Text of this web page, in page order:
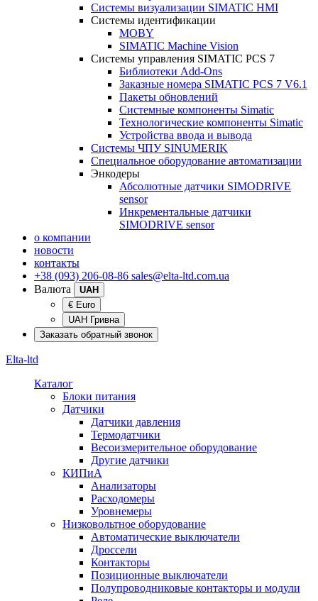
Системы визуализации SIMATIC HMI
Системы идентификации
MOBY
SIMATIC Machine Vision
Системы управления SIMATIC PCS 7
Библиотеки Add-Ons
Заказные номера SIMATIC PCS 7 V6.1
Пакеты обновлений
Системные компоненты Simatic
Технологические компоненты Simatic
Устройства ввода и вывода
Системы ЧПУ SINUMERIK
Специальное оборудование автоматизации
Энкодеры
Абсолютные датчики SIMODRIVE
sensor
Инкрементальные датчики
SIMODRIVE sensor
о компании
новости
контакты
+38 (093) 206-08-86 sales@elta-ltd.com.ua
Валюта
UAH
€ Euro
UAH Гривна
Заказать обратный звонок
Elta-ltd
Каталог
Блоки питания
Датчики
Датчики давления
Термодатчики
Весоизмерительное оборудование
Другие датчики
КИПиА
Анализаторы
Расходомеры
Уровнемеры
Низковольтное оборудование
Автоматические выключатели
Дроссели
Контакторы
Позиционные выключатели
Полупроводниковые контакторы и модули